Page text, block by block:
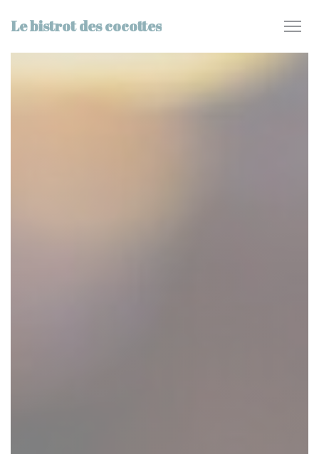
Le bistrot des cocottes